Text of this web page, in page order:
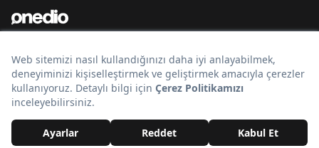
Bir markasıdır.